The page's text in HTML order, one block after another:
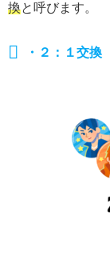
換と呼びます。
・２：１交換